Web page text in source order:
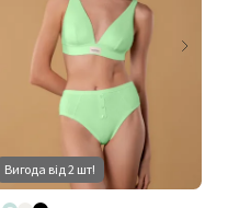
Вигода від 2 шт!